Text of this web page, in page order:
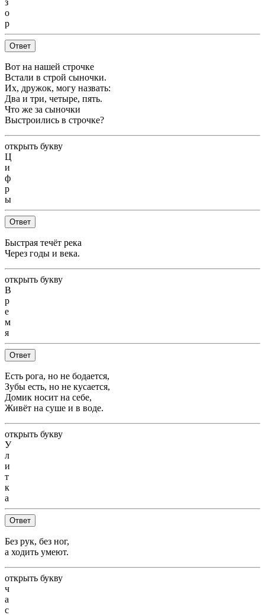
о
р
Ответ
Вот на нашей строчке
Встали в строй сыночки.
Их, дружок, могу назвать:
Два и три, четыре, пять.
Что же за сыночки
Выстроились в строчке?
открыть букву
Ц
и
ф
р
ы
Ответ
Быстрая течёт река
Через годы и века.
открыть букву
В
р
е
м
я
Ответ
Есть рога, но не бодается,
Зубы есть, но не кусается,
Домик носит на себе,
Живёт на суше и в воде.
открыть букву
У
л
и
т
к
а
Ответ
Без рук, без ног,
а ходить умеют.
открыть букву
ч
а
с